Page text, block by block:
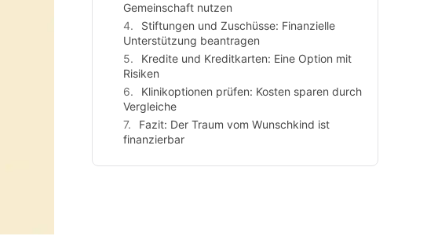
Gemeinschaft nutzen
Stiftungen und Zuschüsse: Finanzielle
Unterstützung beantragen
Kredite und Kreditkarten: Eine Option mit
Risiken
Klinikoptionen prüfen: Kosten sparen durch
Vergleiche
Fazit: Der Traum vom Wunschkind ist
finanzierbar